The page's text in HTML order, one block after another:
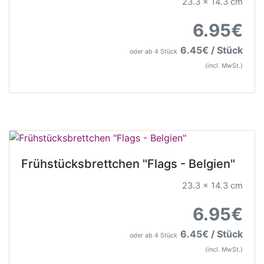
6.95€
oder ab 4 Stück 6.45€ / Stück
(incl. MwSt.)
Frühstücksbrettchen "Flags - Belgien"
23.3 x 14.3 cm
6.95€
oder ab 4 Stück 6.45€ / Stück
(incl. MwSt.)